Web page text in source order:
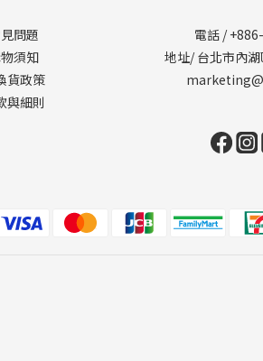
問題
須知
貨政策
與細則
電話 /
地址/ 台北市內